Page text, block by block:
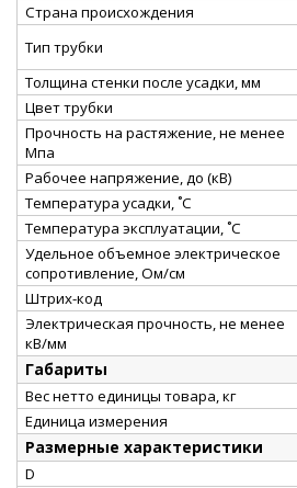
Страна происхождения
Тип трубки
Толщина стенки после усадки, мм
Цвет трубки
Прочность на растяжение, не менее
Мпа
Рабочее напряжение, до (кВ)
Температура усадки, ˚С
Температура эксплуатации, ˚С
Удельное объемное электрическое
сопротивление, Ом/см
Штрих-код
Электрическая прочность, не менее
кВ/мм
Габариты
Вес нетто единицы товара, кг
Единица измерения
Размерные характеристики
D